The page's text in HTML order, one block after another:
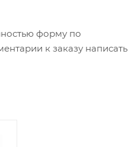
форму по
к заказу написать